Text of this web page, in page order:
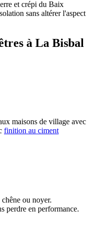
et crépi du Baix
sans altérer l'aspect
à La Bisbal
maisons de village avec
finition au ciment
ou noyer.
perdre en performance.